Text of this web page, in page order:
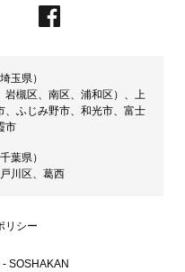
玉県）
岩槻区、南区、浦和区）、上
、ふじみ野市、和光市、富士
市
葉県）
川区、葛西
リシー
SOSHAKAN